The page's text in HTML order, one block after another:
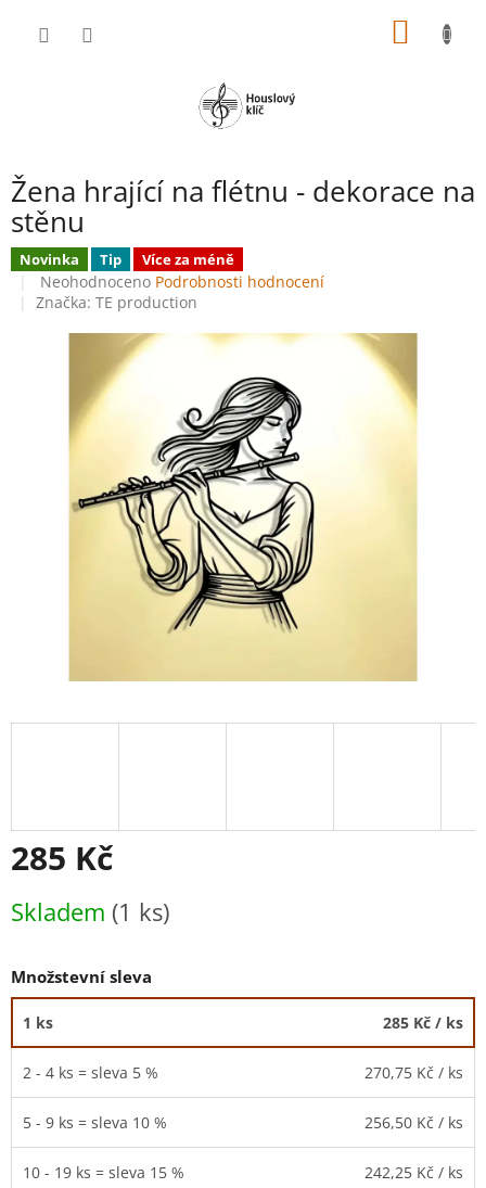
Žena hrající na flétnu - dekorace na
stěnu
Novinka Tip Více za méně
Průměrné
hodnocení
hvězdiček.
Neohodnoceno Podrobnosti hodnocení
Značka: TE production
285 Kč
cena:
Skladem (1 ks)
Množstevní sleva
1 ks 285 Kč / ks
2 - 4 ks = sleva 5 % 270,75 Kč / ks
5 - 9 ks = sleva 10 % 256,50 Kč / ks
10 - 19 ks = sleva 15 % 242,25 Kč / ks